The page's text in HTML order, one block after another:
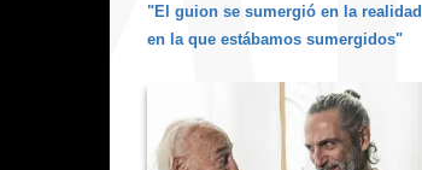
"El guion se sumergió en la realidad
en la que estábamos sumergidos"